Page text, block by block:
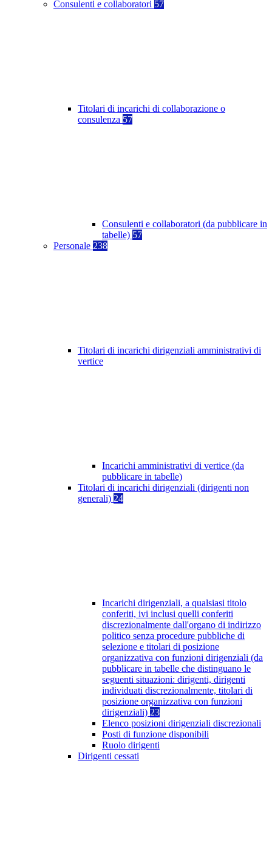
Consulenti e collaboratori 57
Titolari di incarichi di collaborazione o
consulenza 57
Consulenti e collaboratori (da pubblicare in
tabelle) 57
Personale 238
Titolari di incarichi dirigenziali amministrativi di
vertice
Incarichi amministrativi di vertice (da
pubblicare in tabelle)
Titolari di incarichi dirigenziali (dirigenti non
generali) 24
Incarichi dirigenziali, a qualsiasi titolo
conferiti, ivi inclusi quelli conferiti
discrezionalmente dall'organo di indirizzo
politico senza procedure pubbliche di
selezione e titolari di posizione
organizzativa con funzioni dirigenziali (da
pubblicare in tabelle che distinguano le
seguenti situazioni: dirigenti, dirigenti
individuati discrezionalmente, titolari di
posizione organizzativa con funzioni
dirigenziali) 23
Elenco posizioni dirigenziali discrezionali
Posti di funzione disponibili
Ruolo dirigenti
Dirigenti cessati